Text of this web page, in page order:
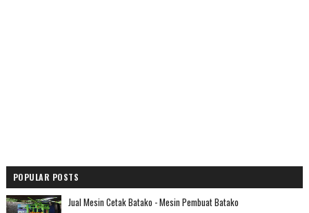
POPULAR POSTS
Jual Mesin Cetak Batako - Mesin Pembuat Batako